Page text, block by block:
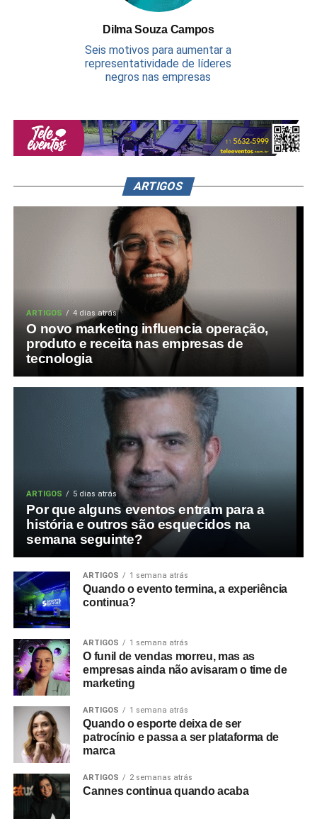
Dilma Souza Campos
Seis motivos para aumentar a
representatividade de líderes
negros nas empresas
ARTIGOS
ARTIGOS 4 dias atrás
O novo marketing influencia operação,
produto e receita nas empresas de
tecnologia
ARTIGOS 5 dias atrás
Por que alguns eventos entram para a
história e outros são esquecidos na
semana seguinte?
ARTIGOS 1 semana atrás
Quando o evento termina, a experiência
continua?
ARTIGOS 1 semana atrás
O funil de vendas morreu, mas as
empresas ainda não avisaram o time de
marketing
ARTIGOS 1 semana atrás
Quando o esporte deixa de ser
patrocínio e passa a ser plataforma de
marca
ARTIGOS 2 semanas atrás
Cannes continua quando acaba